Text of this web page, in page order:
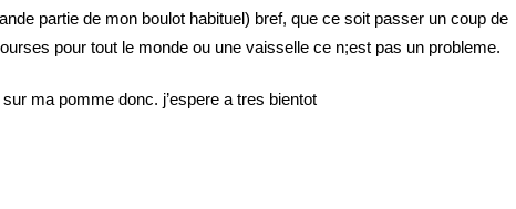
partie de mon boulot habituel) bref, que ce soit passer un coup de
pour tout le monde ou une vaisselle ce n;est pas un probleme.
ma pomme donc. j’espere a tres bientot